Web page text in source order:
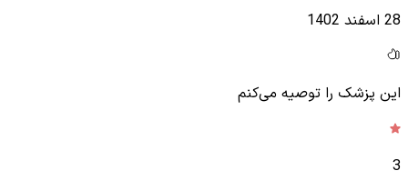
28 اسفند 1402
این پزشک را توصیه می‌کنم
3